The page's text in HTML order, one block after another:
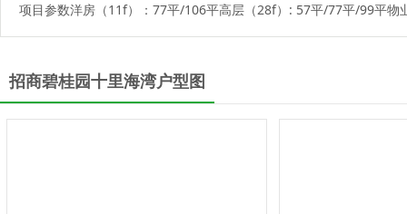
项目参数洋房（11f）：77平/106平高层（28f）: 57平/77平/99平物
招商碧桂园十里海湾户型图